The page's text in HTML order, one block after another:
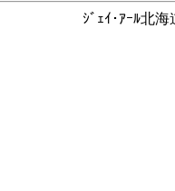
ｼﾞｪｲ･ｱｰﾙ北